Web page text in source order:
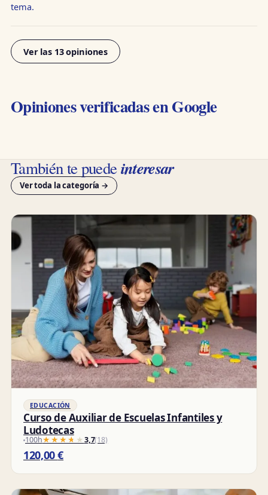
tema.
Ver las 13 opiniones
Opiniones verificadas en Google
También te puedeinteresar
Ver toda la categoría →
EDUCACIÓN
Curso de Auxiliar de Escuelas Infantiles y
Ludotecas
100h★★★★★
★★★★★3,7(18)
120,00€